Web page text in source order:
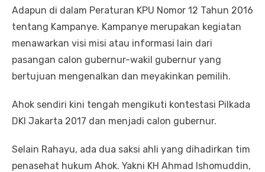
Adapun di dalam Peraturan KPU Nomor 12 Tahun 2016
tentang Kampanye. Kampanye merupakan kegiatan
menawarkan visi misi atau informasi lain dari
pasangan calon gubernur-wakil gubernur yang
bertujuan mengenalkan dan meyakinkan pemilih.
Ahok sendiri kini tengah mengikuti kontestasi Pilkada
DKI Jakarta 2017 dan menjadi calon gubernur.
Selain Rahayu, ada dua saksi ahli yang dihadirkan tim
penasehat hukum Ahok. Yakni KH Ahmad Ishomuddin,